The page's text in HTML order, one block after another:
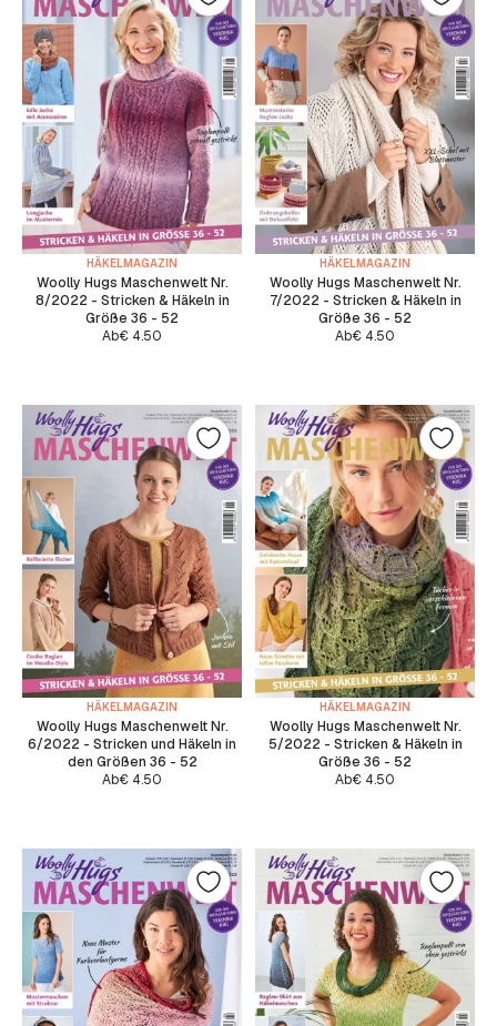
HÄKELMAGAZIN
Woolly Hugs Maschenwelt Nr.
8/2022 - Stricken & Häkeln in
Größe 36 - 52
Ab€ 4.50
HÄKELMAGAZIN
Woolly Hugs Maschenwelt Nr.
7/2022 - Stricken & Häkeln in
Größe 36 - 52
Ab€ 4.50
HÄKELMAGAZIN
Woolly Hugs Maschenwelt Nr.
6/2022 - Stricken und Häkeln in
den Größen 36 - 52
Ab€ 4.50
HÄKELMAGAZIN
Woolly Hugs Maschenwelt Nr.
5/2022 - Stricken & Häkeln in
Größe 36 - 52
Ab€ 4.50